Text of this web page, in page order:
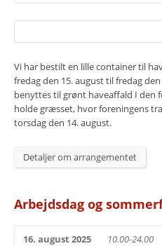
Vi har bestilt en lille container til
fredag den 15. august til fredag
benyttes til grønt haveaffald I den
holde græsset, hvor foreningens
torsdag den 14. august.
Detaljer om arrangementet
Arbejdsdag og
16. august 2025 10.00-24.00